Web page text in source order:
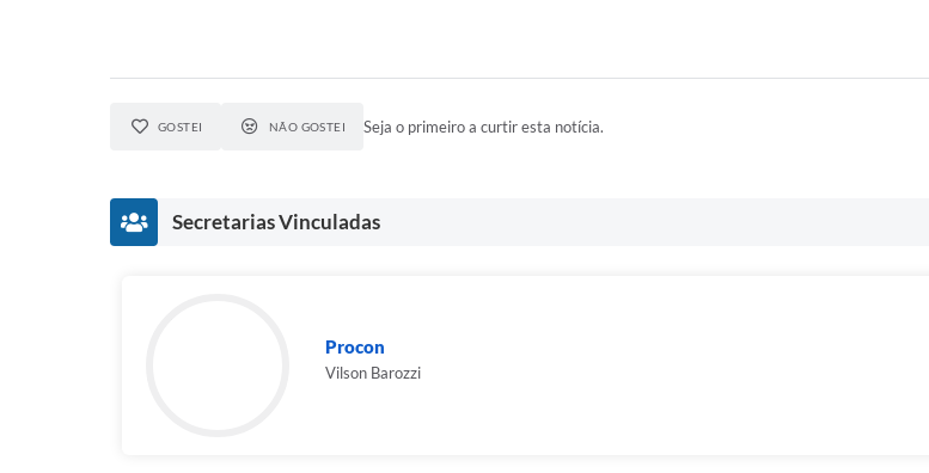
GOSTEI NÃO GOSTEI Seja o primeiro a curtir esta notícia.
Secretarias Vinculadas
Procon
Vilson Barozzi